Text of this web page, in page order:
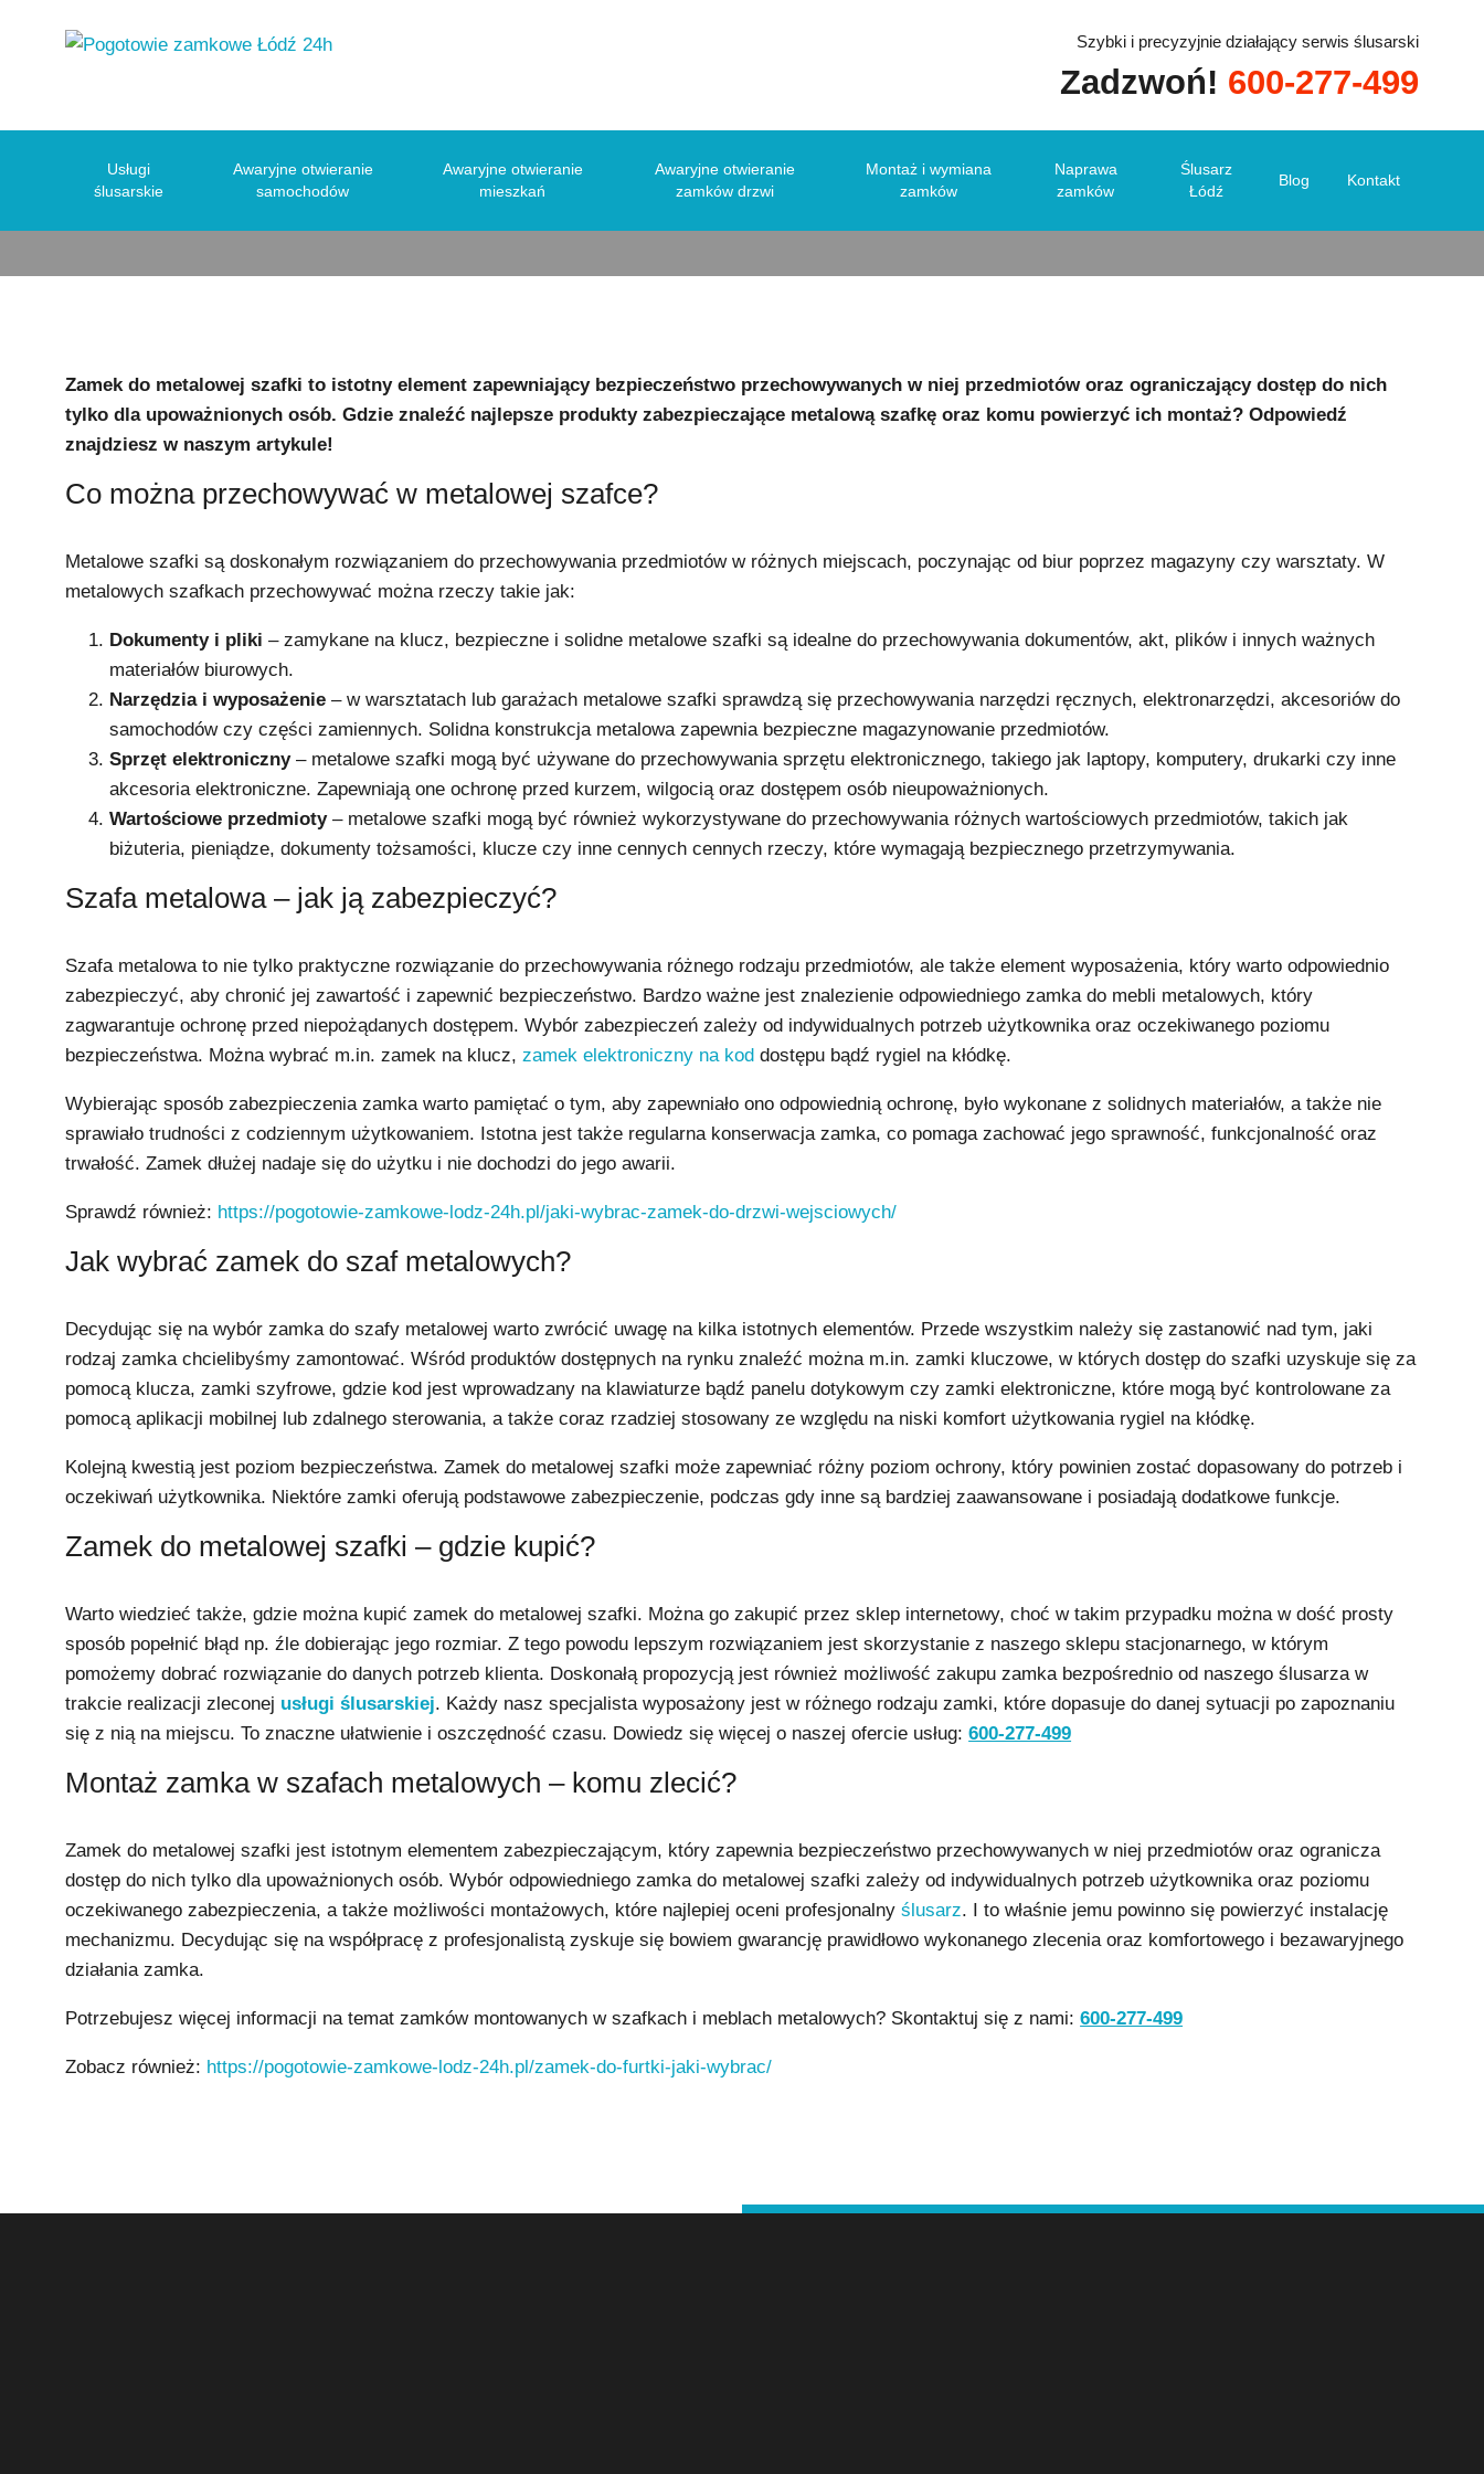
Szybki i precyzyjnie działający serwis ślusarski
Zadzwoń! 600-277-499
Usługi
ślusarskie
Awaryjne otwieranie
samochodów
Awaryjne otwieranie
mieszkań
Awaryjne otwieranie
zamków drzwi
Montaż i wymiana
zamków
Naprawa
zamków
Ślusarz
Łódź
Blog Kontakt
Zamek do metalowej szafki to istotny element zapewniający bezpieczeństwo przechowywanych w niej przedmiotów oraz ograniczający dostęp do nich
tylko dla upoważnionych osób. Gdzie znaleźć najlepsze produkty zabezpieczające metalową szafkę oraz komu powierzyć ich montaż? Odpowiedź
znajdziesz w naszym artykule!
Co można przechowywać w metalowej szafce?
Metalowe szafki są doskonałym rozwiązaniem do przechowywania przedmiotów w różnych miejscach, poczynając od biur poprzez magazyny czy warsztaty. W
metalowych szafkach przechowywać można rzeczy takie jak:
Dokumenty i pliki– zamykane na klucz, bezpieczne i solidne metalowe szafki są idealne do przechowywania dokumentów, akt, plików i innych ważnych
materiałów biurowych.
Narzędzia i wyposażenie– w warsztatach lub garażach metalowe szafki sprawdzą się przechowywania narzędzi ręcznych, elektronarzędzi, akcesoriów do
samochodów czy części zamiennych. Solidna konstrukcja metalowa zapewnia bezpieczne magazynowanie przedmiotów.
Sprzęt elektroniczny– metalowe szafki mogą być używane do przechowywania sprzętu elektronicznego, takiego jak laptopy, komputery, drukarki czy inne
akcesoria elektroniczne. Zapewniają one ochronę przed kurzem, wilgocią oraz dostępem osób nieupoważnionych.
Wartościowe przedmioty– metalowe szafki mogą być również wykorzystywane do przechowywania różnych wartościowych przedmiotów, takich jak
biżuteria, pieniądze, dokumenty tożsamości, klucze czy inne cennych cennych rzeczy, które wymagają bezpiecznego przetrzymywania.
Szafa metalowa – jak ją zabezpieczyć?
Szafa metalowa to nie tylko praktyczne rozwiązanie do przechowywania różnego rodzaju przedmiotów, ale także element wyposażenia, który warto odpowiednio
zabezpieczyć, aby chronić jej zawartość i zapewnić bezpieczeństwo. Bardzo ważne jest znalezienie odpowiedniego zamka do mebli metalowych, który
zagwarantuje ochronę przed niepożądanych dostępem. Wybór zabezpieczeń zależy od indywidualnych potrzeb użytkownika oraz oczekiwanego poziomu
bezpieczeństwa. Można wybrać m.in. zamek na klucz,zamek elektroniczny na kod dostępu bądź rygiel na kłódkę.
Wybierając sposób zabezpieczenia zamka warto pamiętać o tym, aby zapewniało ono odpowiednią ochronę, było wykonane z solidnych materiałów, a także nie
sprawiało trudności z codziennym użytkowaniem. Istotna jest także regularna konserwacja zamka, co pomaga zachować jego sprawność, funkcjonalność oraz
trwałość. Zamek dłużej nadaje się do użytku i nie dochodzi do jego awarii.
Sprawdź również: https://pogotowie-zamkowe-lodz-24h.pl/jaki-wybrac-zamek-do-drzwi-wejsciowych/
Jak wybrać zamek do szaf metalowych?
Decydując się na wybór zamka do szafy metalowej warto zwrócić uwagę na kilka istotnych elementów. Przede wszystkim należy się zastanowić nad tym, jaki
rodzaj zamka chcielibyśmy zamontować. Wśród produktów dostępnych na rynku znaleźć można m.in. zamki kluczowe, w których dostęp do szafki uzyskuje się za
pomocą klucza, zamki szyfrowe, gdzie kod jest wprowadzany na klawiaturze bądź panelu dotykowym czy zamki elektroniczne, które mogą być kontrolowane za
pomocą aplikacji mobilnej lub zdalnego sterowania, a także coraz rzadziej stosowany ze względu na niski komfort użytkowania rygiel na kłódkę.
Kolejną kwestią jest poziom bezpieczeństwa. Zamek do metalowej szafki może zapewniać różny poziom ochrony, który powinien zostać dopasowany do potrzeb i
oczekiwań użytkownika. Niektóre zamki oferują podstawowe zabezpieczenie, podczas gdy inne są bardziej zaawansowane i posiadają dodatkowe funkcje.
Zamek do metalowej szafki – gdzie kupić?
Warto wiedzieć także, gdzie można kupić zamek do metalowej szafki. Można go zakupić przez sklep internetowy, choć w takim przypadku można w dość prosty
sposób popełnić błąd np. źle dobierając jego rozmiar. Z tego powodu lepszym rozwiązaniem jest skorzystanie z naszego sklepu stacjonarnego, w którym
pomożemy dobrać rozwiązanie do danych potrzeb klienta. Doskonałą propozycją jest również możliwość zakupu zamka bezpośrednio od naszego ślusarza w
trakcie realizacji zleconej usługi ślusarskiej. Każdy nasz specjalista wyposażony jest w różnego rodzaju zamki, które dopasuje do danej sytuacji po zapoznaniu
się z nią na miejscu. To znaczne ułatwienie i oszczędność czasu. Dowiedz się więcej o naszej ofercie usług:600-277-499
Montaż zamka w szafach metalowych – komu zlecić?
Zamek do metalowej szafki jest istotnym elementem zabezpieczającym, który zapewnia bezpieczeństwo przechowywanych w niej przedmiotów oraz ogranicza
dostęp do nich tylko dla upoważnionych osób. Wybór odpowiedniego zamka do metalowej szafki zależy od indywidualnych potrzeb użytkownika oraz poziomu
oczekiwanego zabezpieczenia, a także możliwości montażowych, które najlepiej oceni profesjonalnyślusarz. I to właśnie jemu powinno się powierzyć instalację
mechanizmu. Decydując się na współpracę z profesjonalistą zyskuje się bowiem gwarancję prawidłowo wykonanego zlecenia oraz komfortowego i bezawaryjnego
działania zamka.
Potrzebujesz więcej informacji na temat zamków montowanych w szafkach i meblach metalowych? Skontaktuj się z nami:600-277-499
Zobacz również: https://pogotowie-zamkowe-lodz-24h.pl/zamek-do-furtki-jaki-wybrac/